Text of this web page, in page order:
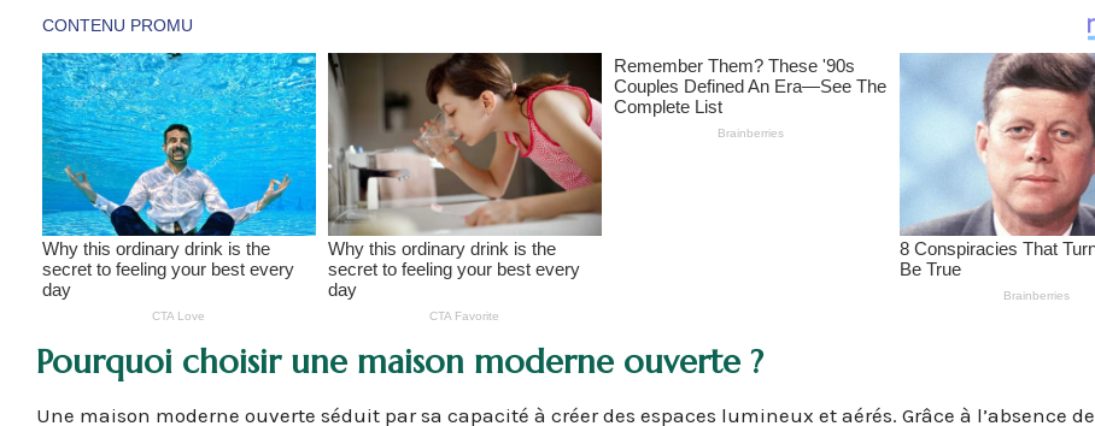
Pourquoi choisir une maison moderne ouverte ?
Une maison moderne ouverte séduit par sa capacité à créer des espaces lumineux et aérés. Grâce à l’absence de